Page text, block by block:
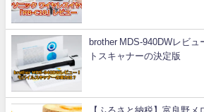
brother MDS-940DWレビ
トスキャナーの決定版